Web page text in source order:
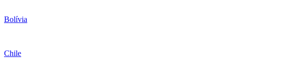
Bolívia
Chile